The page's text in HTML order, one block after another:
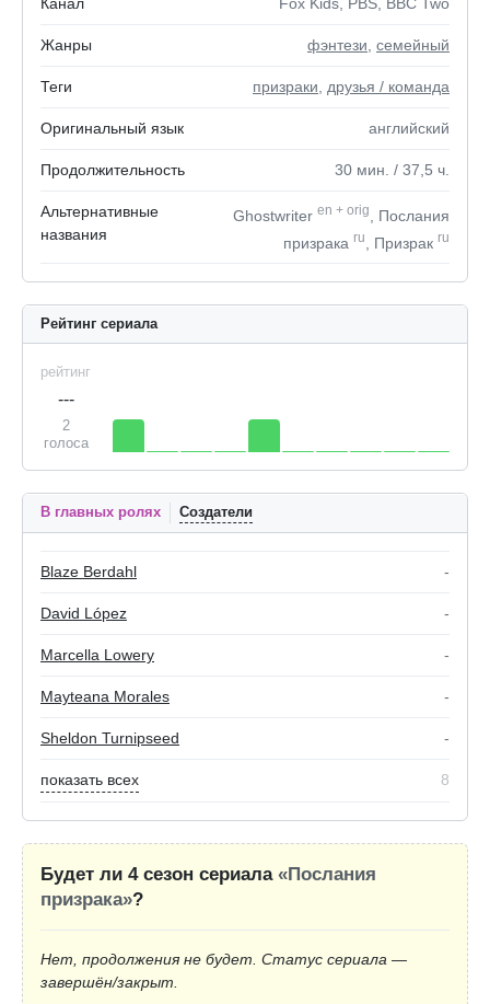
Жанры фэнтези семейный
Теги призраки друзья / команда
Оригинальный язык английский
Продолжительность 30 мин. / 37,5 ч.
Альтернативные
названия
Ghostwriter en + orig
, Послания
призрака ru , Призрак ru
Рейтинг сериала
рейтинг
---
2
голоса
В главных ролях Создатели
Blaze Berdahl -
David López -
Marcella Lowery -
Mayteana Morales -
Sheldon Turnipseed -
показать всех 8
Будет ли 4 сезон сериала «Послания
призрака»?
Нет, продолжения не будет. Статус сериала —
завершён/закрыт.